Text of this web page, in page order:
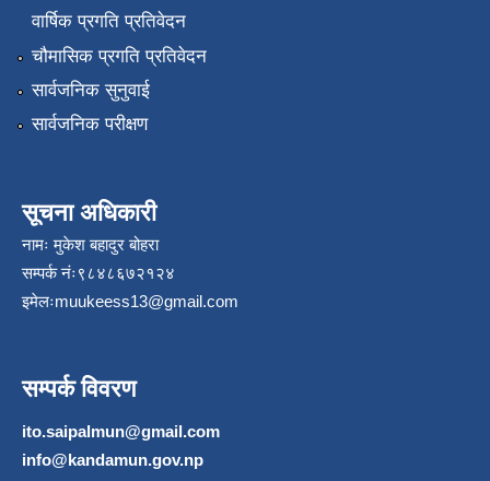
वार्षिक प्रगति प्रतिवेदन
चौमासिक प्रगति प्रतिवेदन
सार्वजनिक सुनुवाई
सार्वजनिक परीक्षण
सूचना अधिकारी
नामः मुकेश बहादुर बोहरा
सम्पर्क नंः९८४८६७२१२४
इमेलःmuukeess13@gmail.com
सम्पर्क विवरण
ito.saipalmun@gmail.com
info@kandamun.gov.np